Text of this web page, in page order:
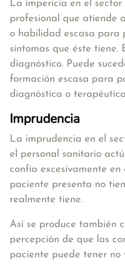
La impericia en el sector
profesional que atiende
o habilidad escasa para
síntomas que éste tiene.
diagnóstico. Puede
formación escasa para
diagnóstica o
Imprudencia
La imprudencia en el
el personal sanitario
confía excesivamente en
paciente presenta no
realmente tiene.
Así se produce también
percepción de que las
paciente puede tener no